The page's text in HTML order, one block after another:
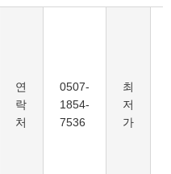
연
락
처
0507-
1854-
7536
최
저
가